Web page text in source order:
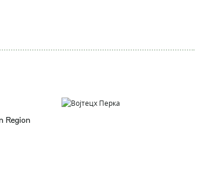
Region